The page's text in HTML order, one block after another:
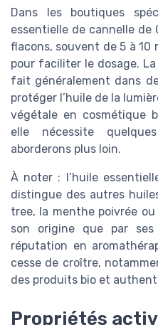
Dans les boutiques
essentielle de cannelle
flacons, souvent de 5 à
pour faciliter le dosage.
fait généralement dans
protéger l’huile de la
végétale en cosmétique
elle nécessite
aborderons plus loin.
À noter : l’huile
distingue des autres
tree, la menthe poivrée
son origine que par ses
réputation en
cesse de croître,
des produits bio et
Propriétés